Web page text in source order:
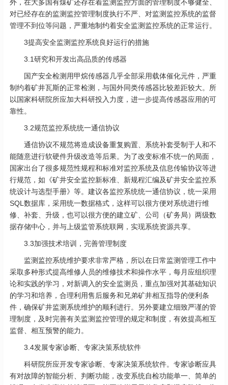
外，在大多国有煤矿还存在着监测监控方面的管理制度不够健全、
对已经存在的监测监控管理制度执行不严、对监测监控系统的监督
管理不到位等问题，严重地制约着安全监测监控系统的正常运行。
3提高安全监测监控系统良好运行的措施
3.1研究和开发出高品质的传感器
国产安全检测用甲烷传感器几乎全部采用载体催化元件，严重
制约着矿井瓦斯的正常检测，与国外同类传感器比较差距较大。所
以国家科研院所应加大科研投入力度，进一步提高传感器应用的可
靠性。
3.2规范监控系统统一通信协议
通信协议不规范将造成设备重复购置、系统补套受制于人和不
能随意进行软硬件升级改造等后果。为了改变标准不统一的局面，
国家出台了很多规范性规程和标准对监控系统及信息传输协议等进
行规范，如《矿井安全监控新标准、新规程汇编及矿井安全监控系
统设计与选型手册》等。建议各监控系统统一通信协议，统一采用
SQL数据库，采用统一数据格式，这样可以很方便对系统进行维
修、补套、升级，也可以很方便的建立矿、公司（矿务局）两级数
据存储中心，并与上级监管系统联网，实现系统资源共享。
3.3加强技术培训，完善管理制度
监测监控系统维护要求非常严格，所以在日常监测管理工作中
采取多种形式提高维修人员的维修技术和操作水平，每月应组织理
论和实践的学习，对新调入的安全监测员，重点加强对其基础知识
的学习和培养，合理利用售后服务和兄弟矿井相互指导的便利条
件，确保矿井监测系统维护的顺利进行。另外要建立细致严谨的管
理制度，及时完善有关监测监控管理的规定和制度，有效提高相互
监督、相互预警的能力。
3.4发展专家诊断、专家决策系统软件
科研院所应开发专家诊断、专家决策系统软件。专家诊断应具
有对故障的智能分析、判断功能，改变系统自检功能单一、简单的